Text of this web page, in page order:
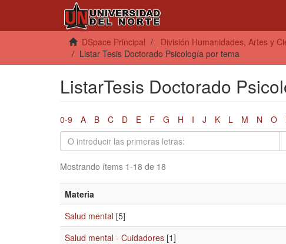
DSpace Principal División Humanidades, Artes y
Listar Tesis Doctorado Psicología por tema
ListarTesis Doctorado
0-9 A B C D E F G H I J K L M N O
Mostrando ítems 1-18 de 18
Materia
Salud mental [5]
Salud mental - Cuidadores [1]